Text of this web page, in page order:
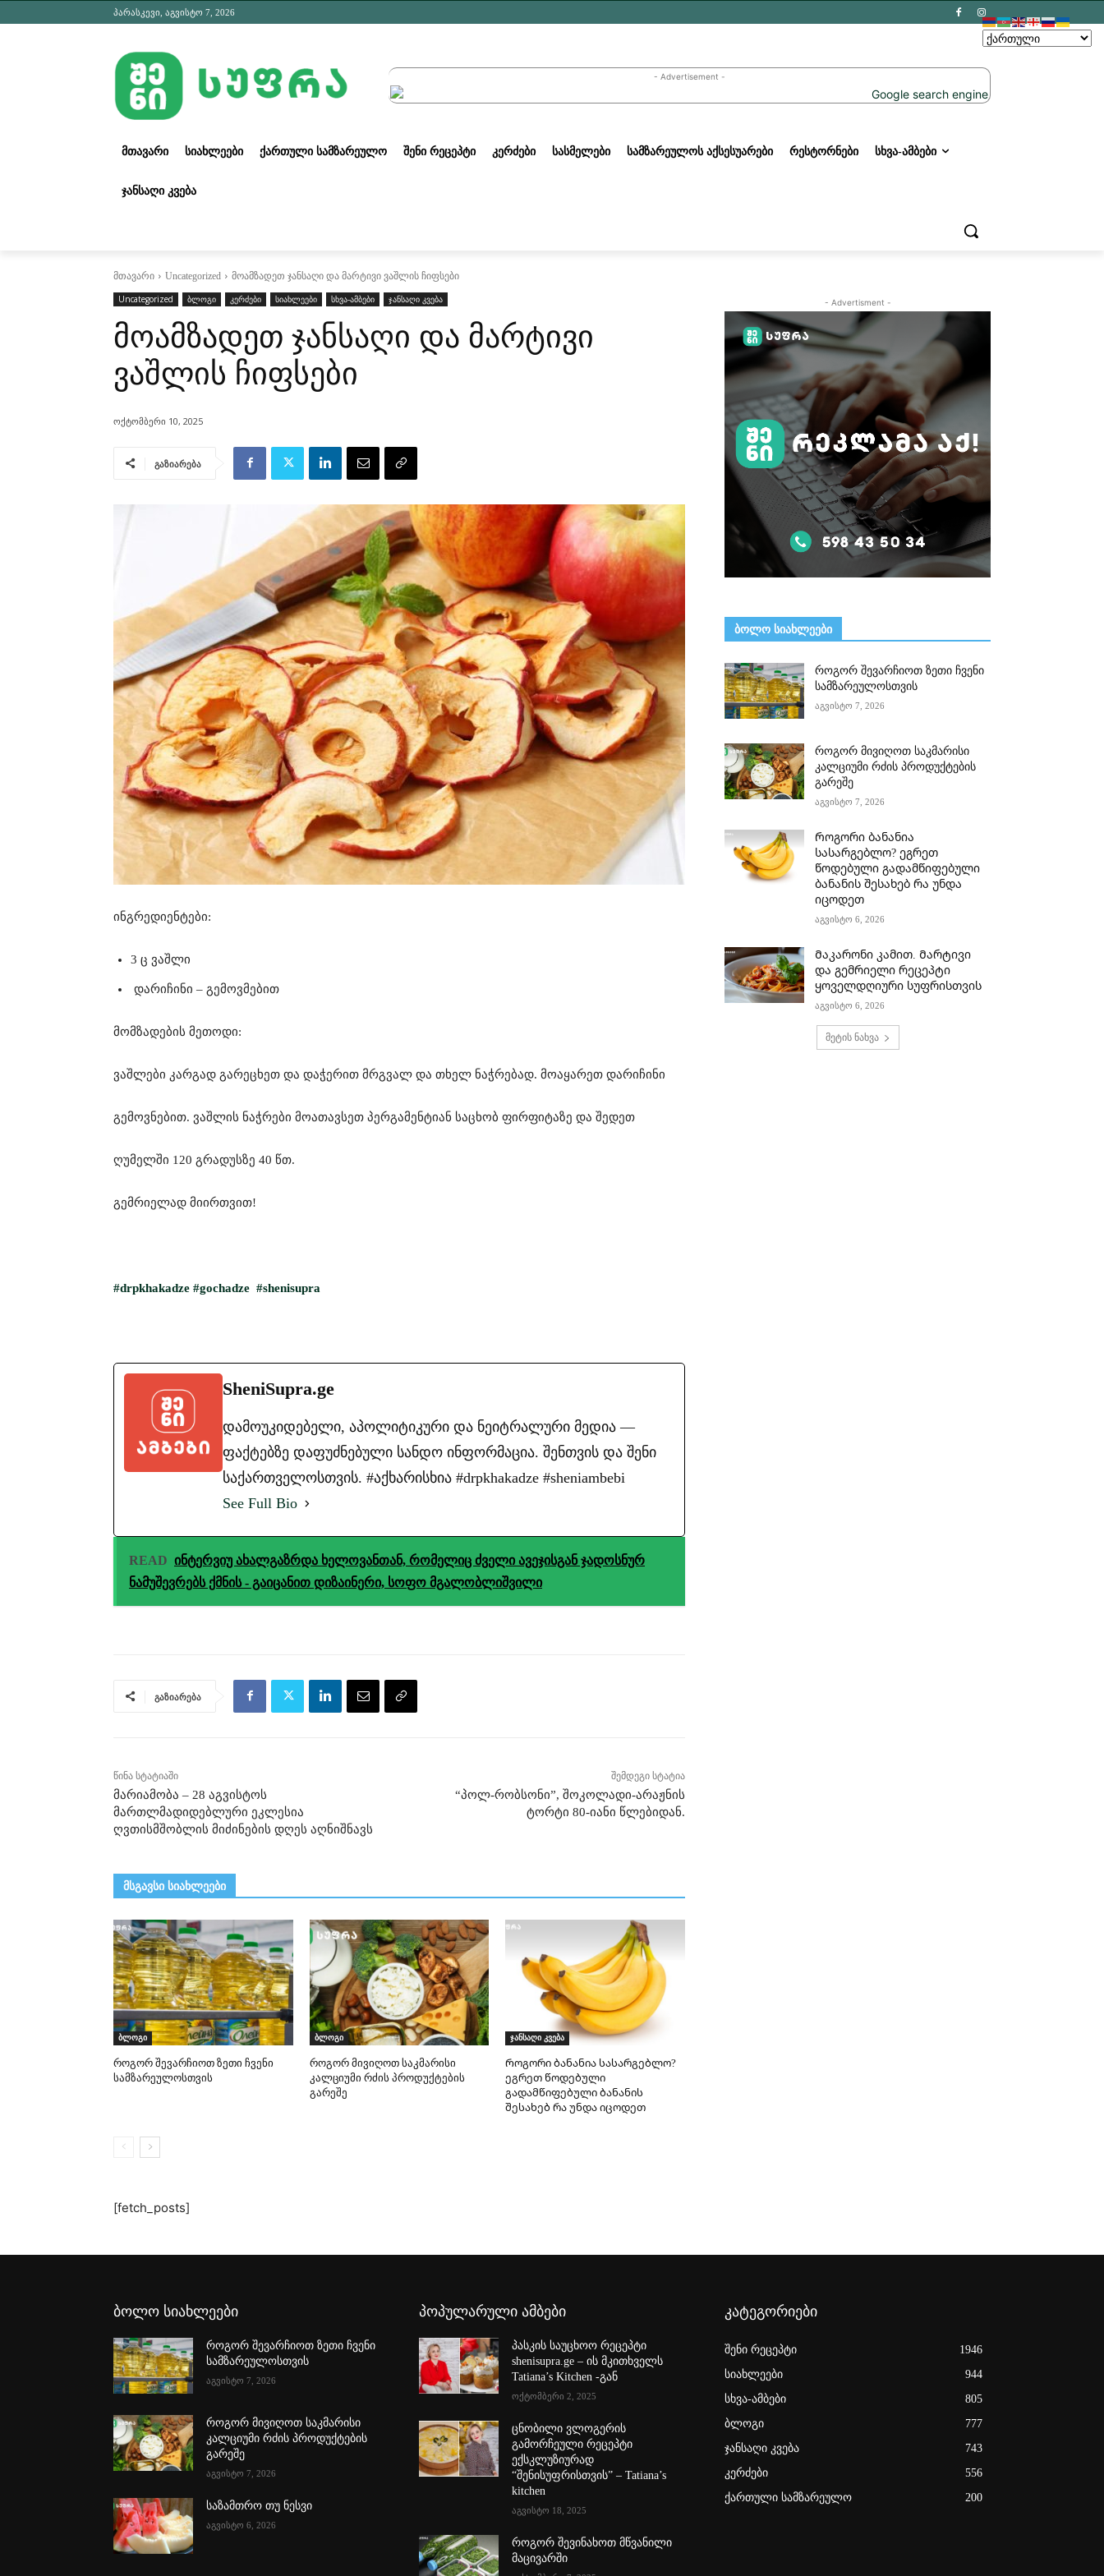
პარასკევი, აგვისტო 7, 2026
- Advertisement -
ᲛᲗᲐᲕᲐᲠᲘ ᲡᲘᲐᲮᲚᲔᲔᲑᲘ ᲥᲐᲠᲗᲣᲚᲘ ᲡᲐᲛᲖᲐᲠᲔᲣᲚᲝ ᲨᲔᲜᲘ ᲠᲔᲪᲔᲞᲢᲘ ᲙᲔᲠᲫᲔᲑᲘ ᲡᲐᲡᲛᲔᲚᲔᲑᲘ ᲡᲐᲛᲖᲐᲠᲔᲣᲚᲝᲡ ᲐᲥᲡᲔᲡᲣᲐᲠᲔᲑᲘ ᲠᲔᲡᲢᲝᲠᲜᲔᲑᲘ ᲡᲮᲕᲐ-ᲐᲛᲑᲔᲑᲘ
ᲯᲐᲜᲡᲐᲦᲘ ᲙᲕᲔᲑᲐ
მთავარი Uncategorized
მოამზადეთ ჯანსაღი და მარტივი ვაშლის ჩიფსები
Uncategorized
ბლოგი კერძები სიახლეები სხვა-ამბები ჯანსაღი კვება
მოამზადეთ ჯანსაღი და მარტივი
ვაშლის ჩიფსები
ოქტომბერი 10, 2025
გაზიარება
ინგრედიენტები:
3 ც ვაშლი
დარიჩინი – გემოვმებით
მომზადების მეთოდი:
ვაშლები კარგად გარეცხეთ და დაჭერით მრგვალ და თხელ ნაჭრებად. მოაყარეთ დარიჩინი
გემოვნებით. ვაშლის ნაჭრები მოათავსეთ პერგამენტიან საცხობ ფირფიტაზე და შედეთ
ღუმელში 120 გრადუსზე 40 წთ.
გემრიელად მიირთვით!
#drpkhakadze #gochadze #shenisupra
SheniSupra.ge
დამოუკიდებელი, აპოლიტიკური და ნეიტრალური მედია —
ფაქტებზე დაფუძნებული სანდო ინფორმაცია. შენთვის და შენი
საქართველოსთვის. #აქხარისხია #drpkhakadze #sheniambebi
See Full Bio
READ ინტერვიუ ახალგაზრდა ხელოვანთან, რომელიც ძველი ავეჯისგან ჯადოსნურ
ნამუშევრებს ქმნის - გაიცანით დიზაინერი, სოფო მგალობლიშვილი
გაზიარება
წინა სტატიაში
მარიამობა – 28 აგვისტოს
მართლმადიდებლური ეკლესია
ღვთისმშობლის მიძინების დღეს აღნიშნავს
შემდეგი სტატია
“პოლ-რობსონი”, შოკოლადი-არაჟნის
ტორტი 80-იანი წლებიდან.
მსგავსი სიახლეები
ბლოგი
როგორ შევარჩიოთ ზეთი ჩვენი
სამზარეულოსთვის
ბლოგი
როგორ მივიღოთ საკმარისი
კალციუმი რძის პროდუქტების
გარეშე
ჯანსაღი კვება
Როგორი ბანანია სასარგებლო?
ეგრეთ წოდებული
გადამწიფებული ბანანის
შესახებ რა უნდა იცოდეთ
[fetch_posts]
- Advertisment -
ᲑᲝᲚᲝ ᲡᲘᲐᲮᲚᲔᲔᲑᲘ
როგორ შევარჩიოთ ზეთი ჩვენი
სამზარეულოსთვის
აგვისტო 7, 2026
როგორ მივიღოთ საკმარისი
კალციუმი რძის პროდუქტების
გარეშე
აგვისტო 7, 2026
Როგორი ბანანია
სასარგებლო? ეგრეთ
წოდებული გადამწიფებული
ბანანის შესახებ რა უნდა
იცოდეთ
აგვისტო 6, 2026
Მაკარონი კამით. Მარტივი
და გემრიელი რეცეპტი
ყოველდღიური სუფრისთვის
აგვისტო 6, 2026
მეტის ნახვა
ბოლო სიახლეები
როგორ შევარჩიოთ ზეთი ჩვენი
სამზარეულოსთვის
აგვისტო 7, 2026
როგორ მივიღოთ საკმარისი
კალციუმი რძის პროდუქტების
გარეშე
აგვისტო 7, 2026
საზამთრო თუ ნესვი
აგვისტო 6, 2026
პოპულარული ამბები
პასკის საუცხოო რეცეპტი
shenisupra.ge – ის მკითხველს
Tatiana’s Kitchen -გან
ოქტომბერი 2, 2025
ცნობილი ვლოგერის
გამორჩეული რეცეპტი
ექსკლუზიურად
“შენისუფრისთვის” – Tatiana’s
kitchen
აგვისტო 18, 2025
როგორ შევინახოთ მწვანილი
მაცივარში
კატეგორიები
შენი რეცეპტი
1946
სიახლეები
944
სხვა-ამბები
805
ბლოგი
777
ჯანსაღი კვება
743
კერძები
556
ქართული სამზარეულო
200